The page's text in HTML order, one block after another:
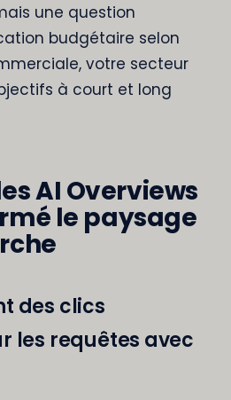
une question
budgétaire selon
votre secteur
à court et long
AI Overviews
le paysage
des clics
les requêtes avec